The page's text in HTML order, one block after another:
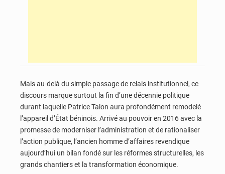
Mais au-delà du simple passage de relais institutionnel, ce
discours marque surtout la fin d’une décennie politique
durant laquelle Patrice Talon aura profondément remodelé
l’appareil d’État béninois. Arrivé au pouvoir en 2016 avec la
promesse de moderniser l’administration et de rationaliser
l’action publique, l’ancien homme d’affaires revendique
aujourd’hui un bilan fondé sur les réformes structurelles, les
grands chantiers et la transformation économique.